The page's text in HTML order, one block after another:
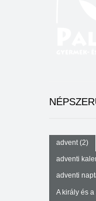
advent(2)
adventi
adventi
A király és a